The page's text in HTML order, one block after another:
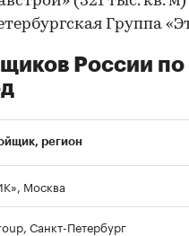
Группа
России
регион
Москва
Санкт-Петербург